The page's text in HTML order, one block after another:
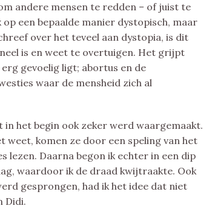
andere mensen te redden – of juist te
een bepaalde manier dystopisch, maar
over het teveel aan dystopia, is dit
is en weet te overtuigen. Het grijpt
gevoelig ligt; abortus en de
waar de mensheid zich al
het begin ook zeker werd waargemaakt.
weet, komen ze door een speling van het
Daarna begon ik echter in een dip
waardoor ik de draad kwijtraakte. Ook
gesprongen, had ik het idee dat niet
Didi.